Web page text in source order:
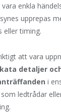
enkla
upprepas
eller timing.
att vara
detaljer
i
ledtrådar